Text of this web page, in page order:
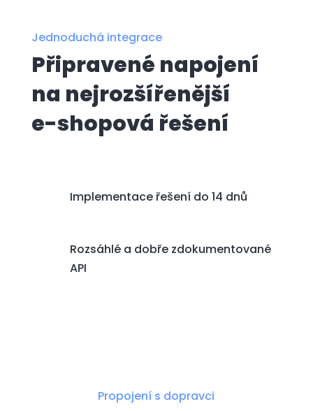
Jednoduchá integrace
Připravené napojení
na nejrozšířenější
e-shopová řešení
Implementace řešení do 14 dnů
Rozsáhlé a dobře zdokumentované
API
Propojení s dopravci